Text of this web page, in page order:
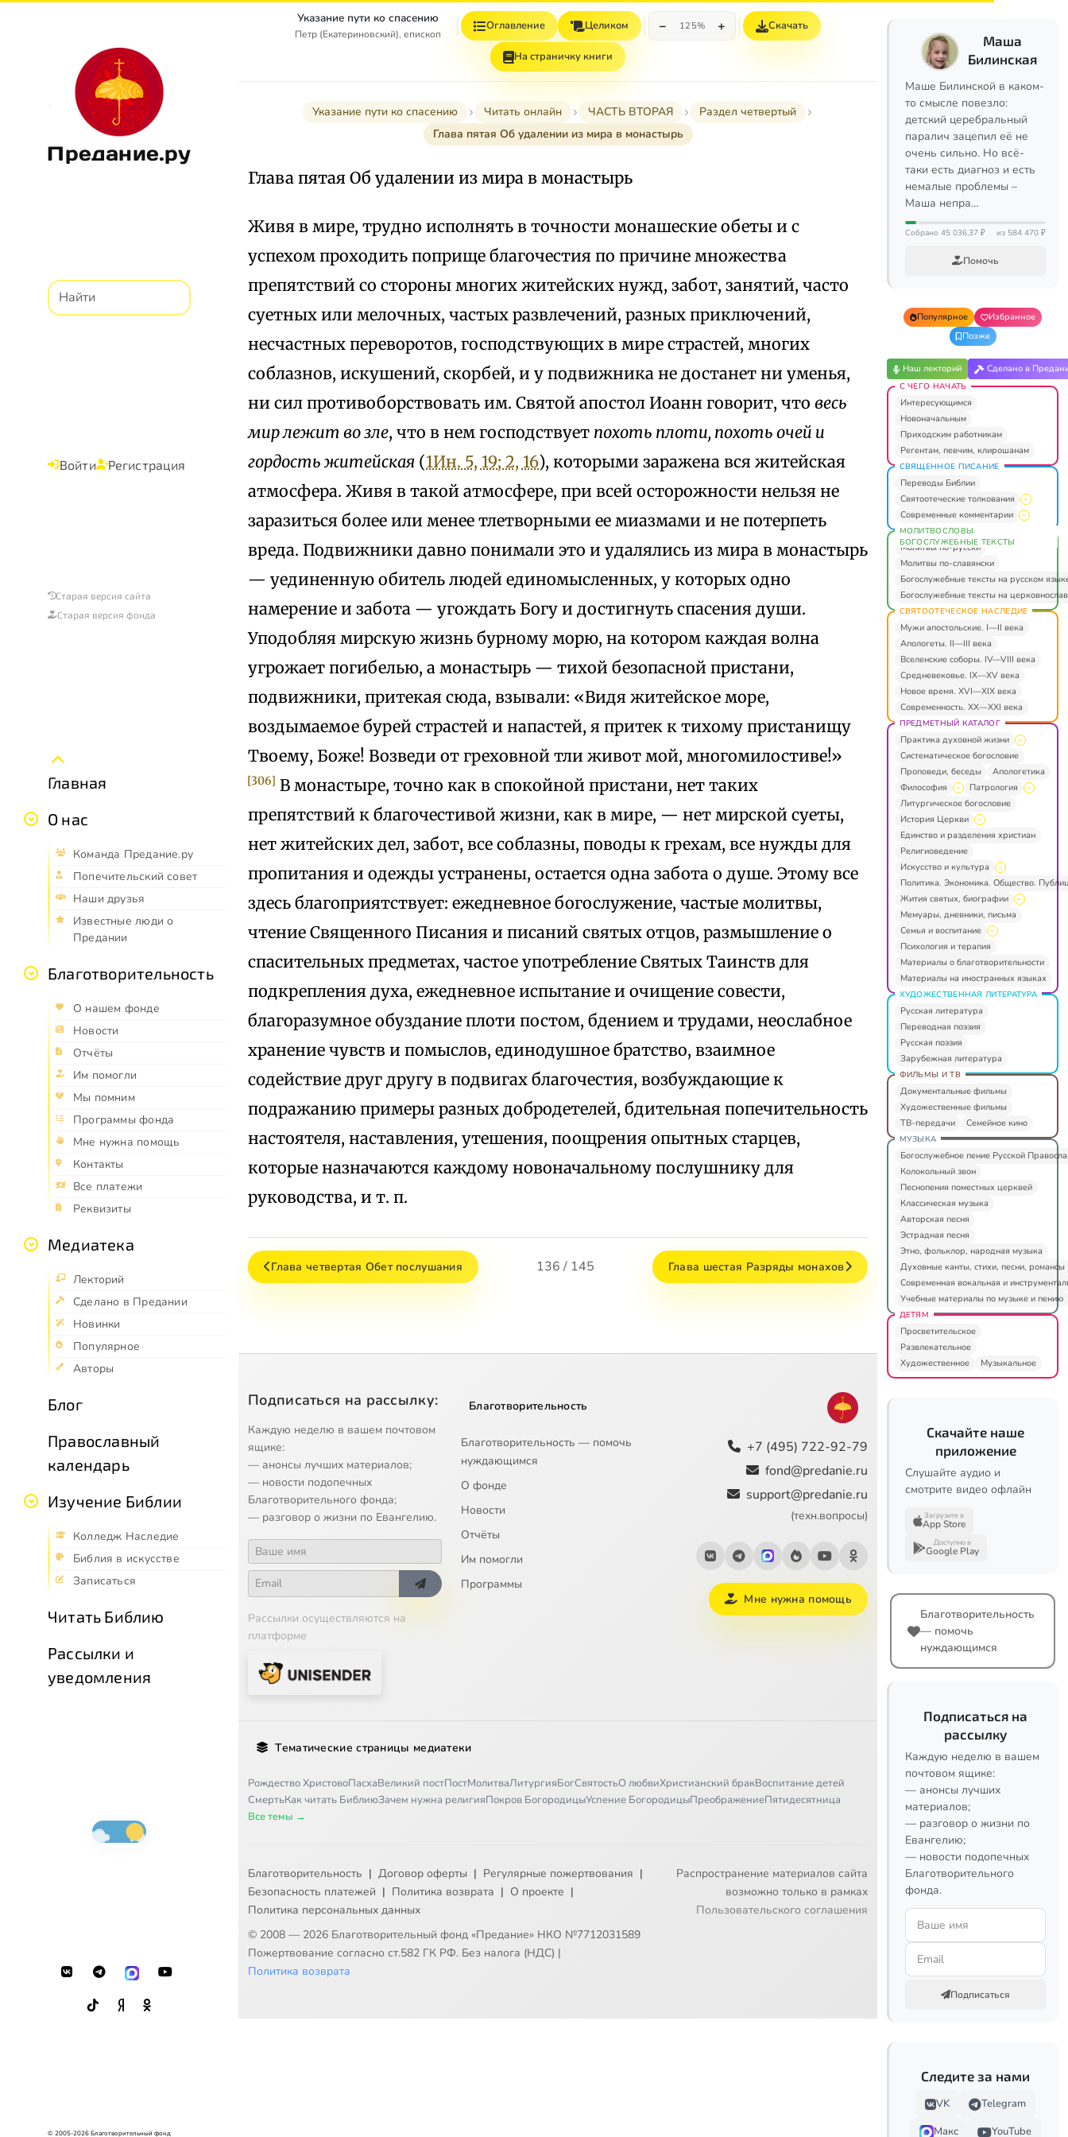
Предание.ру
Войти Регистрация
Старая версия сайта
Старая версия фонда
Главная
О нас
Команда Предание.ру
Попечительский совет
Наши друзья
Известные люди о
Предании
Благотворительность
О нашем фонде
Новости
Отчёты
Им помогли
Мы помним
Программы фонда
Мне нужна помощь
Контакты
Все платежи
Реквизиты
Медиатека
Лекторий
Сделано в Предании
Новинки
Популярное
Авторы
Блог
Православный
календарь
Изучение Библии
Колледж Наследие
Библия в искусстве
Записаться
Читать Библию
Рассылки и
уведомления
© 2005-2026 Благотворительный фонд
Указание пути ко спасению
Петр (Екатериновский), епископ
Оглавление Целиком − 125% + Скачать
На страничку книги
Указание пути ко спасению Читать онлайн ЧАСТЬ ВТОРАЯ
Раздел четвертый
Глава пятая Об удалении из мира в монастырь
Глава пятая Об удалении из мира в монастырь
Живя в мире, трудно исполнять в точности монашеские обеты и с
успехом проходить поприще благочестия по причине множества
препятствий со стороны многих житейских нужд, забот, занятий, часто
суетных или мелочных, частых развлечений, разных приключений,
несчастных переворотов, господствующих в мире страстей, многих
соблазнов, искушений, скорбей, и у подвижника не достанет ни уменья,
ни сил противоборствовать им. Святой апостол Иоанн говорит, что весь
мир лежит во зле, что в нем господствует похоть плоти, похоть очей и
гордость житейская (1Ин. 5, 19; 2, 16), которыми заражена вся житейская
атмосфера. Живя в такой атмосфере, при всей осторожности нельзя не
заразиться более или менее тлетворными ее миазмами и не потерпеть
вреда. Подвижники давно понимали это и удалялись из мира в монастырь
— уединенную обитель людей единомысленных, у которых одно
намерение и забота — угождать Богу и достигнуть спасения души.
Уподобляя мирскую жизнь бурному морю, на котором каждая волна
угрожает погибелью, а монастырь — тихой безопасной пристани,
подвижники, притекая сюда, взывали: «Видя житейское море,
воздымаемое бурей страстей и напастей, я притек к тихому пристанищу
Твоему, Боже! Возведи от греховной тли живот мой, многомилостиве!»
[306] В монастыре, точно как в спокойной пристани, нет таких
препятствий к благочестивой жизни, как в мире, — нет мирской суеты,
нет житейских дел, забот, все соблазны, поводы к грехам, все нужды для
пропитания и одежды устранены, остается одна забота о душе. Этому все
здесь благоприятствует: ежедневное богослужение, частые молитвы,
чтение Священного Писания и писаний святых отцов, размышление о
спасительных предметах, частое употребление Святых Таинств для
подкрепления духа, ежедневное испытание и очищение совести,
благоразумное обуздание плоти постом, бдением и трудами, неослабное
хранение чувств и помыслов, единодушное братство, взаимное
содействие друг другу в подвигах благочестия, возбуждающие к
подражанию примеры разных добродетелей, бдительная попечительность
настоятеля, наставления, утешения, поощрения опытных старцев,
которые назначаются каждому новоначальному послушнику для
руководства, и т. п.
Глава четвертая Обет послушания 136 / 145 Глава шестая Разряды монахов
Подписаться на рассылку:
Каждую неделю в вашем почтовом
ящике:
— анонсы лучших материалов;
— новости подопечных
Благотворительного фонда;
— разговор о жизни по Евангелию.
Рассылки осуществляются на
платформе
Благотворительность
Благотворительность — помочь
нуждающимся
О фонде
Новости
Отчёты
Им помогли
Программы
+7 (495) 722-92-79
fond@predanie.ru
support@predanie.ru
(техн.вопросы)
Мне нужна помощь
Тематические страницы медиатеки
Рождество ХристовоПасхаВеликий постПостМолитваЛитургияБогСвятостьО любвиХристианский бракВоспитание детей
СмертьКак читать БиблиюЗачем нужна религияПокров БогородицыУспение БогородицыПреображениеПятидесятница
Все темы →
Благотворительность | Договор оферты | Регулярные пожертвования |
Безопасность платежей | Политика возврата | О проекте |
Политика персональных данных
© 2008 — 2026 Благотворительный фонд «Предание» НКО №7712031589
Пожертвование согласно ст.582 ГК РФ. Без налога (НДС) |
Политика возврата
Распространение материалов сайта
возможно только в рамках
Пользовательского соглашения
Маша
Билинская
Маше Билинской в каком-
то смысле повезло:
детский церебральный
паралич зацепил её не
очень сильно. Но всё-
таки есть диагноз и есть
немалые проблемы –
Маша непра…
Собрано 45 036,37 ₽ из 584 470 ₽
Помочь
Популярное
Избранное
Позже
Наш лекторий Сделано в
С ЧЕГО НАЧАТЬ
Интересующимся
Новоначальным
Приходским работникам
Регентам, певчим, клирошанам
СВЯЩЕННОЕ ПИСАНИЕ
Переводы Библии
Святоотеческие толкования
Современные комментарии
МОЛИТВОСЛОВЫ.
БОГОСЛУЖЕБНЫЕ ТЕКСТЫ
Молитвы по-русски
Молитвы по-славянски
Богослужебные тексты на русском
Богослужебные тексты на
СВЯТООТЕЧЕСКОЕ НАСЛЕДИЕ
Мужи апостольские. I—II века
Апологеты. II—III века
Вселенские соборы. IV—VIII века
Средневековье. IX—XV века
Новое время. XVI—XIX века
Современность. XX—XXI века
ПРЕДМЕТНЫЙ КАТАЛОГ
Практика духовной жизни
Систематическое богословие
Проповеди, беседы
Апологетика
Философия
Патрология
Литургическое богословие
История Церкви
Единство и разделения христиан
Религиоведение
Искусство и культура
Политика. Экономика. Общество.
Жития святых, биографии
Мемуары, дневники, письма
Семья и воспитание
Психология и терапия
Материалы о благотворительности
Материалы на иностранных языках
ХУДОЖЕСТВЕННАЯ ЛИТЕРАТУРА
Русская литература
Переводная поэзия
Русская поэзия
Зарубежная литература
ФИЛЬМЫ И ТВ
Документальные фильмы
Художественные фильмы
ТВ-передачи
Семейное кино
МУЗЫКА
Богослужебное пение Русской
Колокольный звон
Песнопения поместных церквей
Классическая музыка
Авторская песня
Эстрадная песня
Этно, фольклор, народная музыка
Духовные канты, стихи, песни, романсы
Современная вокальная и
Учебные материалы по музыке и пению
ДЕТЯМ
Просветительское
Развлекательное
Художественное
Музыкальное
Скачайте наше
приложение
Слушайте аудио и
смотрите видео офлайн
Загрузите в
App Store
Доступно в
Google Play
Благотворительность
— помочь
нуждающимся
Подписаться на
рассылку
Каждую неделю в вашем
почтовом ящике:
— анонсы лучших
материалов;
— разговор о жизни по
Евангелию;
— новости подопечных
Благотворительного
фонда.
Подписаться
Следите за нами
VK
Telegram
Макс
YouTube